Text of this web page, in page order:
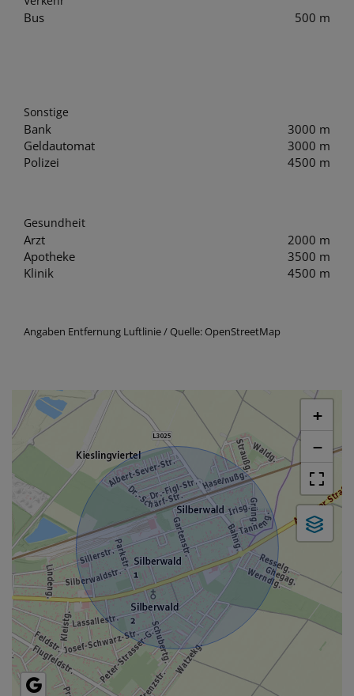
Bus 500 m
Sonstige
Bank
3000 m
Geldautomat
3000 m
Polizei
4500 m
Gesundheit
Arzt
2000 m
Apotheke
3500 m
Klinik
4500 m
Angaben Entfernung Luftlinie / Quelle: OpenStreetMap
+
−